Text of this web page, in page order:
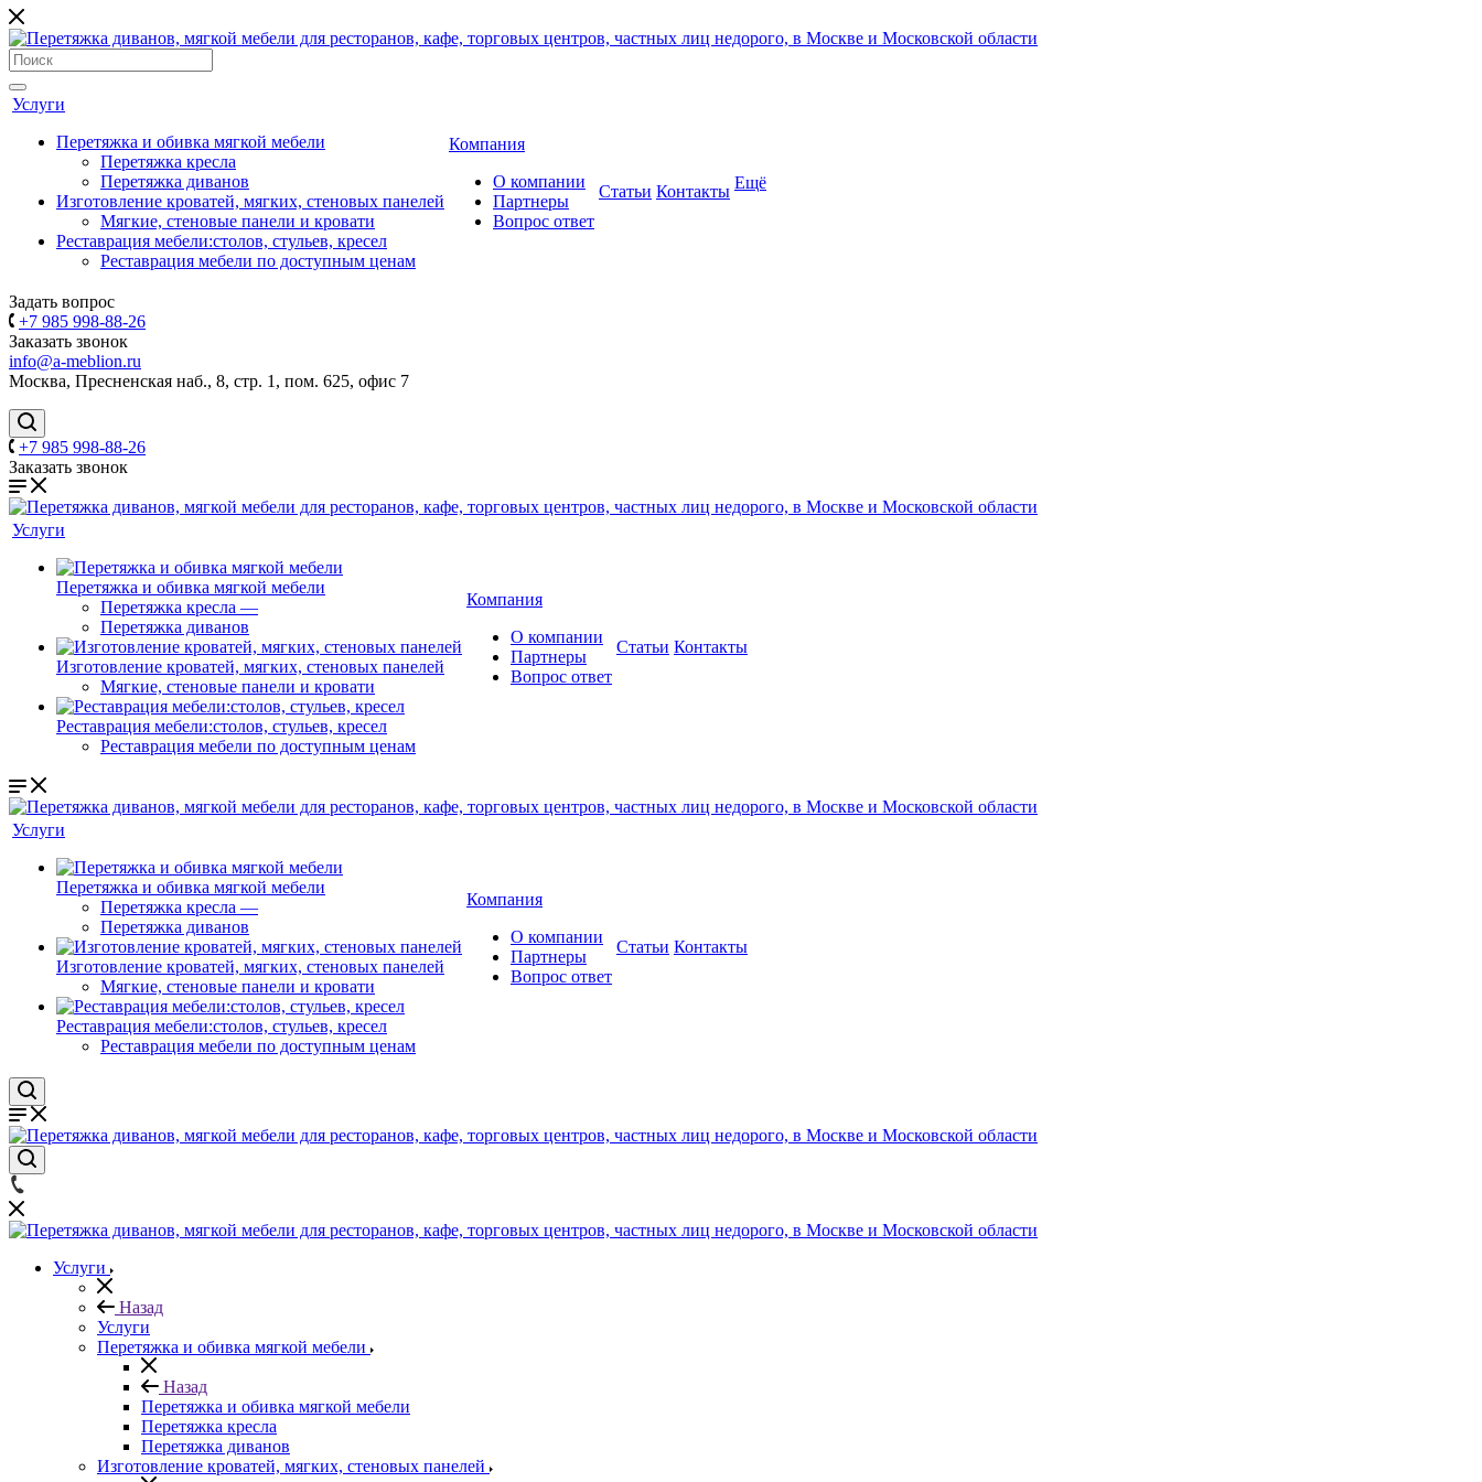
Услуги
Перетяжка и обивка мягкой мебели
Перетяжка кресла
Перетяжка диванов
Изготовление кроватей, мягких, стеновых панелей
Мягкие, стеновые панели и кровати
Реставрация мебели:столов, стульев, кресел
Реставрация мебели по доступным ценам
Компания
О компании
Партнеры
Вопрос ответ
Cтатьи Контакты Ещё
Задать вопрос
+7 985 998-88-26
Заказать звонок
info@a-meblion.ru
Москва, Пресненская наб., 8, стр. 1, пом. 625, офис 7
+7 985 998-88-26
Заказать звонок
Услуги
Перетяжка и обивка мягкой мебели
Перетяжка кресла —
Перетяжка диванов
Изготовление кроватей, мягких, стеновых панелей
Мягкие, стеновые панели и кровати
Реставрация мебели:столов, стульев, кресел
Реставрация мебели по доступным ценам
Компания
О компании
Партнеры
Вопрос ответ
Cтатьи Контакты
Услуги
Перетяжка и обивка мягкой мебели
Перетяжка кресла —
Перетяжка диванов
Изготовление кроватей, мягких, стеновых панелей
Мягкие, стеновые панели и кровати
Реставрация мебели:столов, стульев, кресел
Реставрация мебели по доступным ценам
Компания
О компании
Партнеры
Вопрос ответ
Cтатьи Контакты
Услуги
Назад
Услуги
Перетяжка и обивка мягкой мебели
Назад
Перетяжка и обивка мягкой мебели
Перетяжка кресла
Перетяжка диванов
Изготовление кроватей, мягких, стеновых панелей